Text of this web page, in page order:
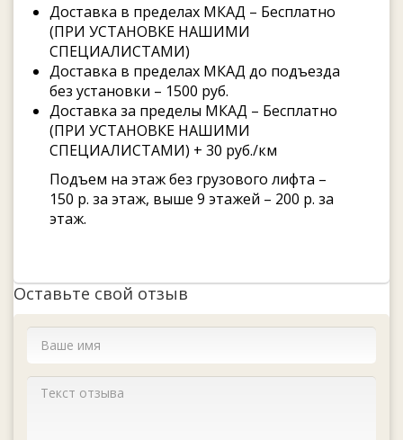
Доставка в пределах МКАД – Бесплатно
(ПРИ УСТАНОВКЕ НАШИМИ
СПЕЦИАЛИСТАМИ)
Доставка в пределах МКАД до подъезда
без установки – 1500 руб.
Доставка за пределы МКАД – Бесплатно
(ПРИ УСТАНОВКЕ НАШИМИ
СПЕЦИАЛИСТАМИ) + 30 руб./км
Подъем на этаж без грузового лифта –
150 р. за этаж, выше 9 этажей – 200 р. за
этаж.
Оставьте свой отзыв